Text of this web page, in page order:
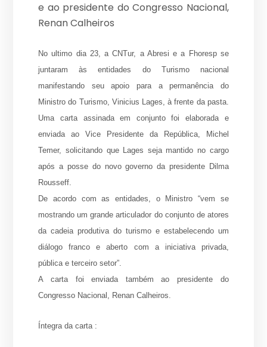
e ao presidente do Congresso Nacional,
Renan Calheiros
No ultimo dia 23, a CNTur, a Abresi e a Fhoresp se
juntaram às entidades do Turismo nacional
manifestando seu apoio para a permanência do
Ministro do Turismo, Vinicius Lages, à frente da pasta.
Uma carta assinada em conjunto foi elaborada e
enviada ao Vice Presidente da República, Michel
Temer, solicitando que Lages seja mantido no cargo
após a posse do novo governo da presidente Dilma
Rousseff.
De acordo com as entidades, o Ministro “vem se
mostrando um grande articulador do conjunto de atores
da cadeia produtiva do turismo e estabelecendo um
diálogo franco e aberto com a iniciativa privada,
pública e terceiro setor”.
A carta foi enviada também ao presidente do
Congresso Nacional, Renan Calheiros.
Íntegra da carta :